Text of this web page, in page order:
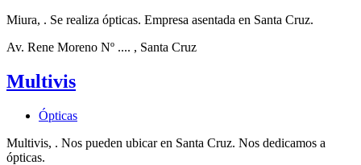
Miura, . Se realiza ópticas. Empresa asentada en Santa Cruz.
Av. Rene Moreno Nº .... , Santa Cruz
Multivis
Ópticas
Multivis, . Nos pueden ubicar en Santa Cruz. Nos dedicamos a
ópticas.